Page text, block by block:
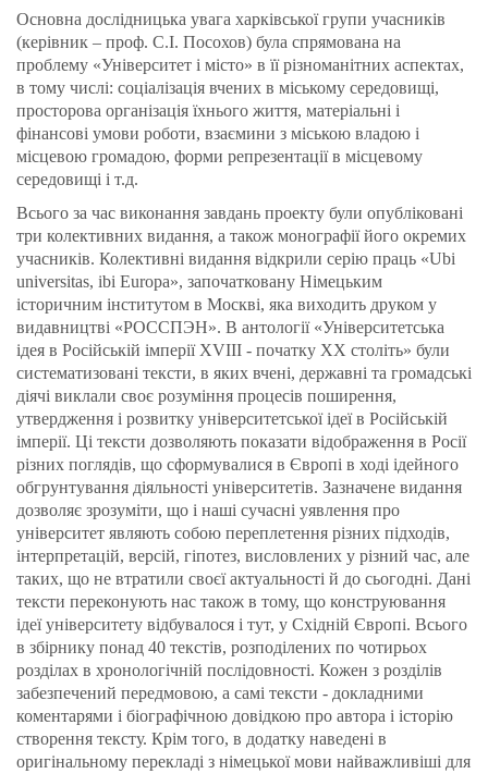
Основна дослідницька увага харківської групи учасників
(керівник – проф. С.І. Посохов) була спрямована на
проблему «Університет і місто» в її різноманітних аспектах,
в тому числі: соціалізація вчених в міському середовищі,
просторова організація їхнього життя, матеріальні і
фінансові умови роботи, взаємини з міською владою і
місцевою громадою, форми репрезентації в місцевому
середовищі і т.д.
Всього за час виконання завдань проекту були опубліковані
три колективних видання, а також монографії його окремих
учасників. Колективні видання відкрили серію праць «Ubi
universitas, ibi Europa», започатковану Німецьким
історичним інститутом в Москві, яка виходить друком у
видавництві «РОССПЭН». В антології «Університетська
ідея в Російській імперії XVIII - початку XX століть» були
систематизовані тексти, в яких вчені, державні та громадські
діячі виклали своє розуміння процесів поширення,
утвердження і розвитку університетської ідеї в Російській
імперії. Ці тексти дозволяють показати відображення в Росії
різних поглядів, що сформувалися в Європі в ході ідейного
обгрунтування діяльності університетів. Зазначене видання
дозволяє зрозуміти, що і наші сучасні уявлення про
університет являють собою переплетення різних підходів,
інтерпретацій, версій, гіпотез, висловлених у різний час, але
таких, що не втратили своєї актуальності й до сьогодні. Дані
тексти переконують нас також в тому, що конструювання
ідеї університету відбувалося і тут, у Східній Європі. Всього
в збірнику понад 40 текстів, розподілених по чотирьох
розділах в хронологічній послідовності. Кожен з розділів
забезпечений передмовою, а самі тексти - докладними
коментарями і біографічною довідкою про автора і історію
створення тексту. Крім того, в додатку наведені в
оригінальному перекладі з німецької мови найважливіші для